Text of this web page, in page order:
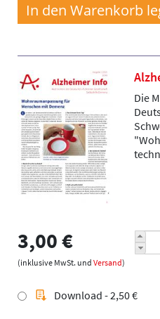
Die
3,00 €
(inklusive MwSt. und Versand)
Download - 2,50 €